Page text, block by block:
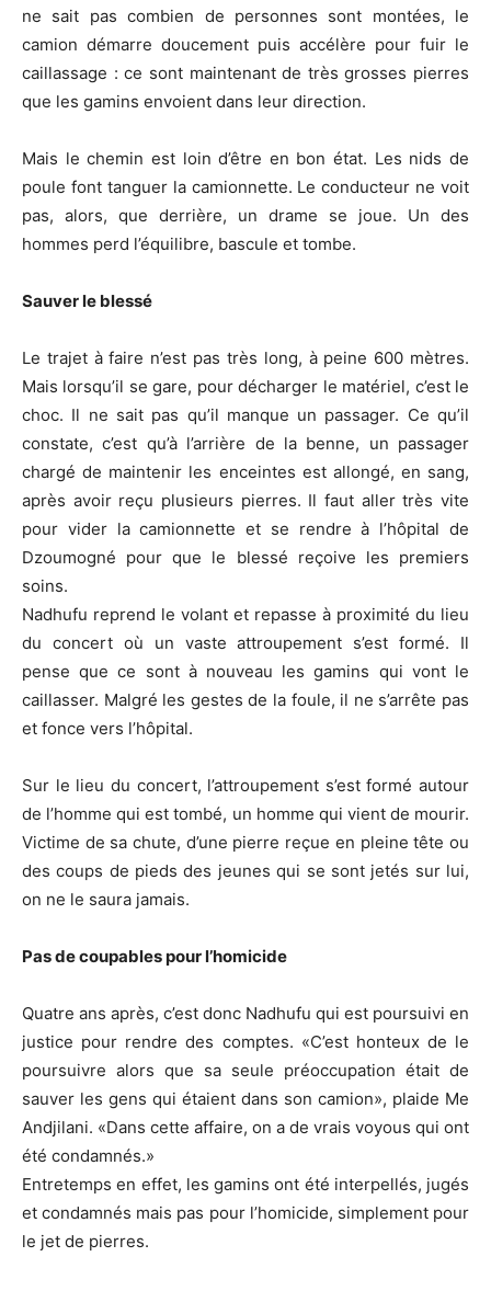
ne sait pas combien de personnes sont montées, le
camion démarre doucement puis accélère pour fuir le
caillassage : ce sont maintenant de très grosses pierres
que les gamins envoient dans leur direction.
Mais le chemin est loin d’être en bon état. Les nids de
poule font tanguer la camionnette. Le conducteur ne voit
pas, alors, que derrière, un drame se joue. Un des
hommes perd l’équilibre, bascule et tombe.
Sauver le blessé
Le trajet à faire n’est pas très long, à peine 600 mètres.
Mais lorsqu’il se gare, pour décharger le matériel, c’est le
choc. Il ne sait pas qu’il manque un passager. Ce qu’il
constate, c’est qu’à l’arrière de la benne, un passager
chargé de maintenir les enceintes est allongé, en sang,
après avoir reçu plusieurs pierres. Il faut aller très vite
pour vider la camionnette et se rendre à l’hôpital de
Dzoumogné pour que le blessé reçoive les premiers
soins.
Nadhufu reprend le volant et repasse à proximité du lieu
du concert où un vaste attroupement s’est formé. Il
pense que ce sont à nouveau les gamins qui vont le
caillasser. Malgré les gestes de la foule, il ne s’arrête pas
et fonce vers l’hôpital.
Sur le lieu du concert, l’attroupement s’est formé autour
de l’homme qui est tombé, un homme qui vient de mourir.
Victime de sa chute, d’une pierre reçue en pleine tête ou
des coups de pieds des jeunes qui se sont jetés sur lui,
on ne le saura jamais.
Pas de coupables pour l’homicide
Quatre ans après, c’est donc Nadhufu qui est poursuivi en
justice pour rendre des comptes. «C’est honteux de le
poursuivre alors que sa seule préoccupation était de
sauver les gens qui étaient dans son camion», plaide Me
Andjilani. «Dans cette affaire, on a de vrais voyous qui ont
été condamnés.»
Entretemps en effet, les gamins ont été interpellés, jugés
et condamnés mais pas pour l’homicide, simplement pour
le jet de pierres.